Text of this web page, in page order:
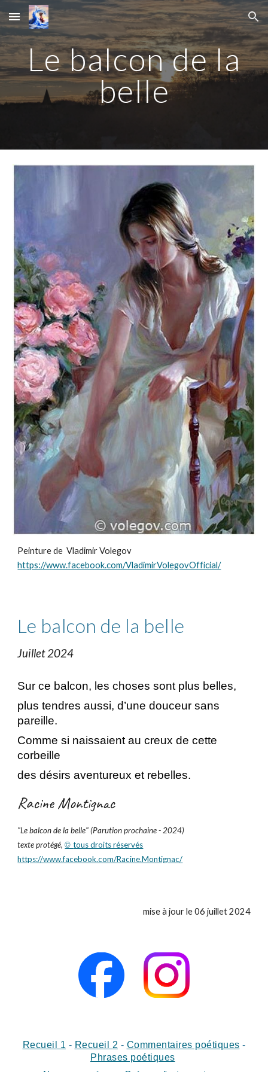
Skip to main content Skip to navigation
Le balcon de la
belle
Peinture deVladimir Volegov
https://www.facebook.com/VladimirVolegovOfficial/
Le balcon de la belle
Juillet 2024
Sur ce balcon, les choses sont plus belles,
plus tendres aussi, d’une douceur sans
pareille.
Comme si naissaient au creux de cette
corbeille
des désirs aventureux et rebelles.
Racine Montignac
"Le balcon de la belle" (Parution prochaine - 2024)
texte protégé,©tous droits réservés
https://www.facebook.com/Racine.Montignac/
mise à jour le 06 juillet 2024
Recueil 1 - Recueil 2 - Commentaires poétiques -
Phrases poétiques